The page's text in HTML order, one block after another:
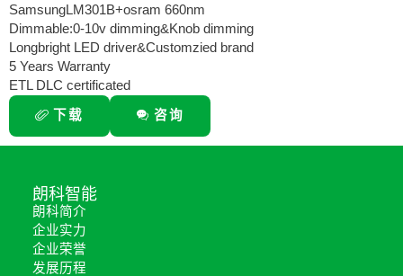
SamsungLM301B+osram 660nm
Dimmable:0-10v dimming&Knob dimming
Longbright LED driver&Customzied brand
5 Years Warranty
ETL DLC certificated
下载 咨询
朗科智能
朗科简介
企业实力
企业荣誉
发展历程